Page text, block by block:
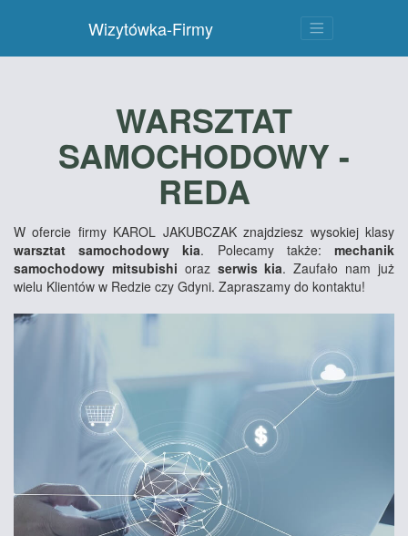
Wizytówka-Firmy
WARSZTAT
SAMOCHODOWY -
REDA
W ofercie firmy KAROL JAKUBCZAK znajdziesz wysokiej klasy
warsztat samochodowy kia. Polecamy także:mechanik
samochodowy mitsubishi oraz serwis kia. Zaufało nam już
wielu Klientów w Redzie czy Gdyni. Zapraszamy do kontaktu!